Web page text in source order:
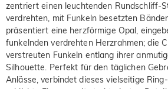
zentriert einen leuchtenden Rundschliff-
verdrehten, mit Funkeln besetzten
präsentiert eine herzförmige Opal,
funkelnden verdrehten Herzrahmen; die
verstreuten Funkeln entlang ihrer
Silhouette. Perfekt für den täglichen
Anlässe, verbindet dieses vielseitige